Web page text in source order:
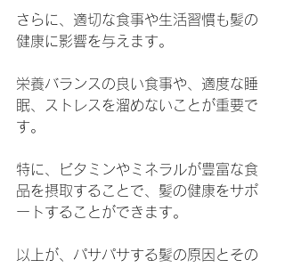
さらに、適切な食事や生活習慣も髪の
健康に影響を与えます。
栄養バランスの良い食事や、適度な睡
眠、ストレスを溜めないことが重要で
す。
特に、ビタミンやミネラルが豊富な食
品を摂取することで、髪の健康をサポ
ートすることができます。
以上が、パサパサする髪の原因とその